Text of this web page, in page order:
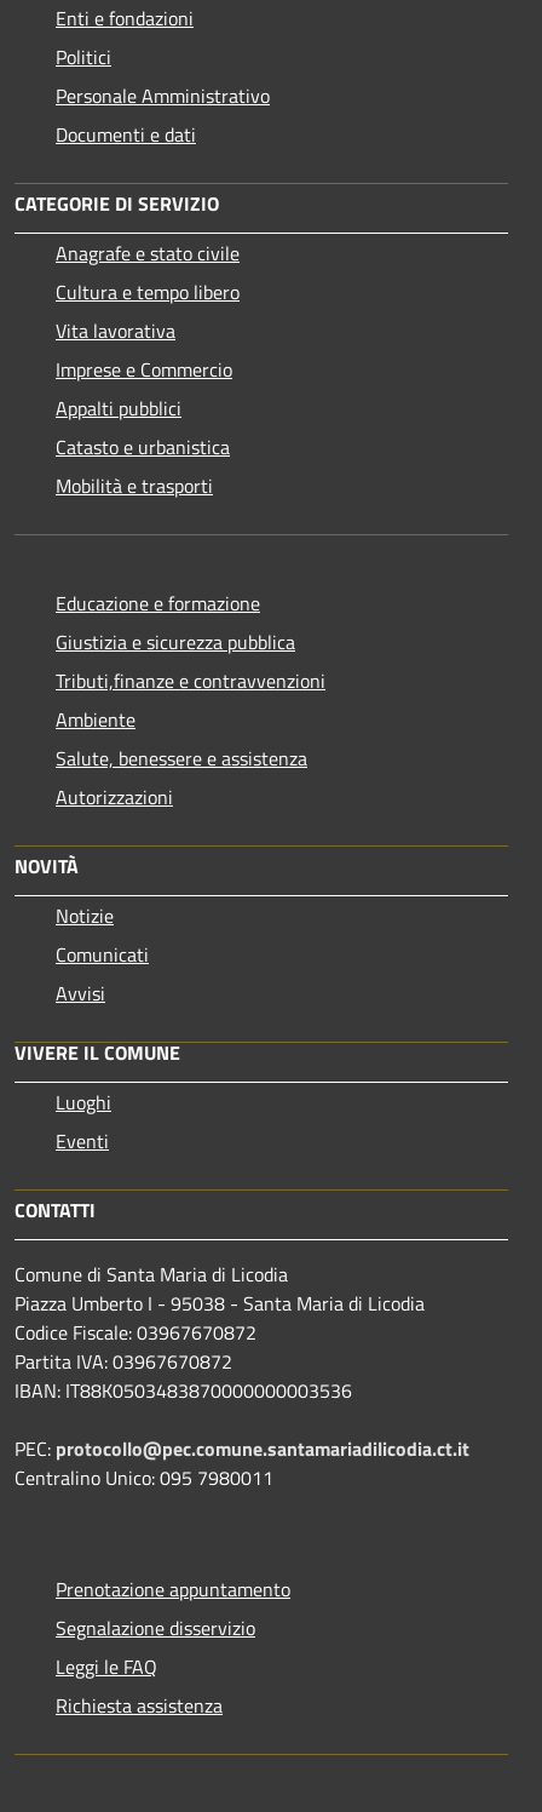
Enti e fondazioni
Politici
Personale Amministrativo
Documenti e dati
CATEGORIE DI SERVIZIO
Anagrafe e stato civile
Cultura e tempo libero
Vita lavorativa
Imprese e Commercio
Appalti pubblici
Catasto e urbanistica
Mobilità e trasporti
Educazione e formazione
Giustizia e sicurezza pubblica
Tributi,finanze e contravvenzioni
Ambiente
Salute, benessere e assistenza
Autorizzazioni
NOVITÀ
Notizie
Comunicati
Avvisi
VIVERE IL COMUNE
Luoghi
Eventi
CONTATTI
Comune di Santa Maria di Licodia
Piazza Umberto I - 95038 - Santa Maria di Licodia
Codice Fiscale: 03967670872
Partita IVA: 03967670872
IBAN: IT88K0503483870000000003536
PEC: protocollo@pec.comune.santamariadilicodia.ct.it
Centralino Unico: 095 7980011
Prenotazione appuntamento
Segnalazione disservizio
Leggi le FAQ
Richiesta assistenza